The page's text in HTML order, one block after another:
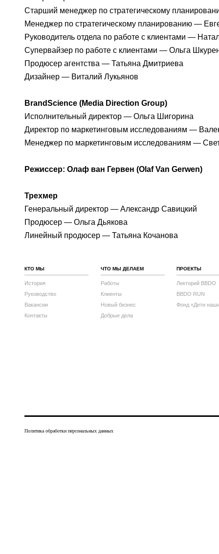
Старший менеджер по стратегическому
Менеджер по стратегическому планированию —
Руководитель отдела по работе с клиентами —
Супервайзер по работе с клиентами — Ольга
Продюсер агентства — Татьяна Дмитриева
Дизайнер — Виталий Лукьянов
BrandScience (Media Direction Group)
Исполнительный директор — Ольга Шигорина
Директор по маркетинговым исследованиям —
Менеджер по маркетинговым исследованиям —
Режиссер: Олаф ван Гервен (Olaf Van Gerwen)
Трехмер
Генеральный директор — Александр Савицкий
Продюсер — Ольга Дьякова
Линейный продюсер — Татьяна Кочанова
КТО МЫ
История
Руководство
Вакансии
Контакты
ЧТО МЫ ДЕЛАЕМ
Работы
Клиенты
Новый бизнес
Добрые дела
ПРОЕКТЫ
Лекторий BBDO
BBDO RUN
Фонд «Дети
Политика обработки персональных данных